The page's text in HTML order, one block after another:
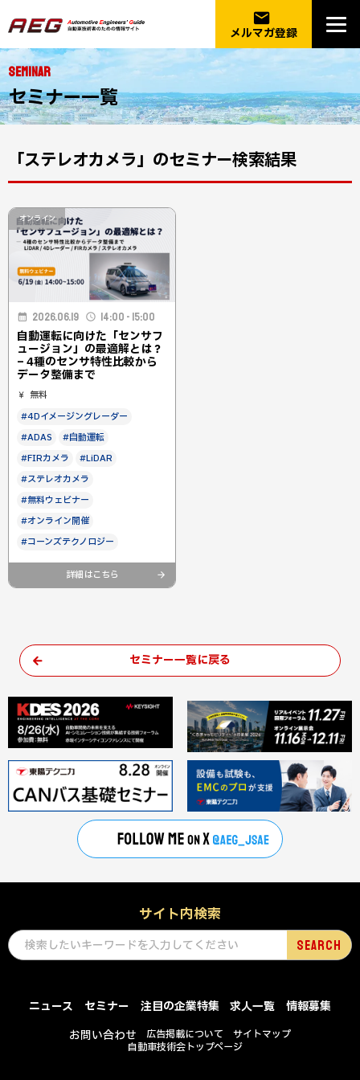
email
メルマガ登録
SEMINAR
セミナー一覧
「ステレオカメラ」のセミナー検索結果
オンライン
2026.06.19 14:00 - 15:00
自動運転に向けた「センサフ
ュージョン」の最適解とは？
– 4種のセンサ特性比較から
データ整備まで
無料
#4Dイメージングレーダー
#ADAS
#自動運転
#FIRカメラ
#LiDAR
#ステレオカメラ
#無料ウェビナー
#オンライン開催
#コーンズテクノロジー
詳細はこちら
セミナー一覧に戻る
サイト内検索
ニュース セミナー 注目の企業特集 求人一覧
情報募集
お問い合わせ
広告掲載について
サイトマップ
自動車技術会トップページ